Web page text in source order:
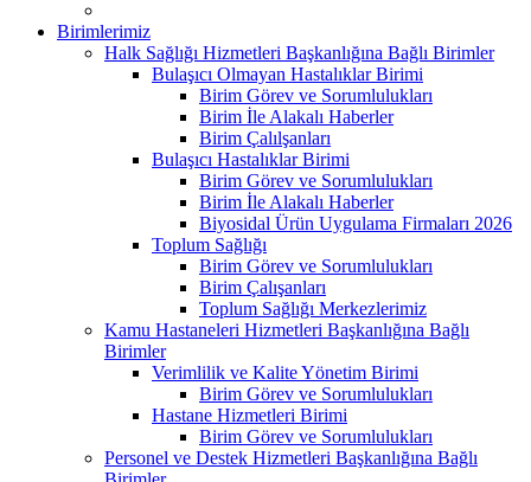
Birimlerimiz
Halk Sağlığı Hizmetleri Başkanlığına Bağlı Birimler
Bulaşıcı Olmayan Hastalıklar Birimi
Birim Görev ve Sorumlulukları
Birim İle Alakalı Haberler
Birim Çalılşanları
Bulaşıcı Hastalıklar Birimi
Birim Görev ve Sorumlulukları
Birim İle Alakalı Haberler
Biyosidal Ürün Uygulama Firmaları 2026
Toplum Sağlığı
Birim Görev ve Sorumlulukları
Birim Çalışanları
Toplum Sağlığı Merkezlerimiz
Kamu Hastaneleri Hizmetleri Başkanlığına Bağlı
Birimler
Verimlilik ve Kalite Yönetim Birimi
Birim Görev ve Sorumlulukları
Hastane Hizmetleri Birimi
Birim Görev ve Sorumlulukları
Personel ve Destek Hizmetleri Başkanlığına Bağlı